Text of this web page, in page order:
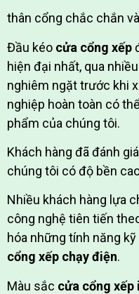
thân cổng chắc chắn
Đầu kéo cửa cổng xếp
hiện đại nhất, qua
nghiêm ngặt trước khi
nghiệp hoàn toàn có
phẩm của chúng tôi.
Khách hàng đã đánh
chúng tôi có độ bền
Nhiều khách hàng lựa
công nghệ tiên tiến
hóa những tính năng
cổng xếp chạy điện.
Màu sắc cửa cổng xếp